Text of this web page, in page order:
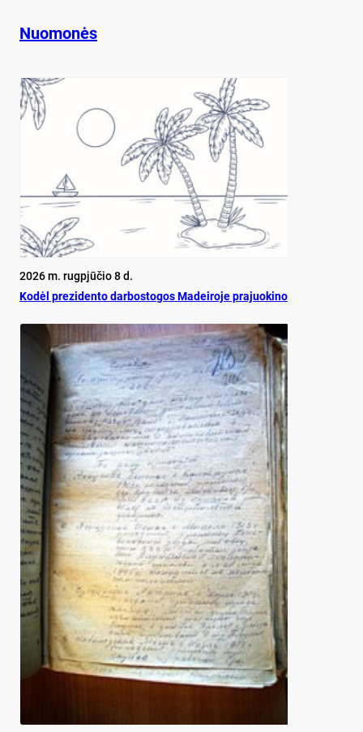
Nuomonės
2026 m. rugpjūčio 8 d.
Ko­dėl pre­zi­den­to dar­bos­to­gos Ma­dei­ro­je pra­juo­ki­no